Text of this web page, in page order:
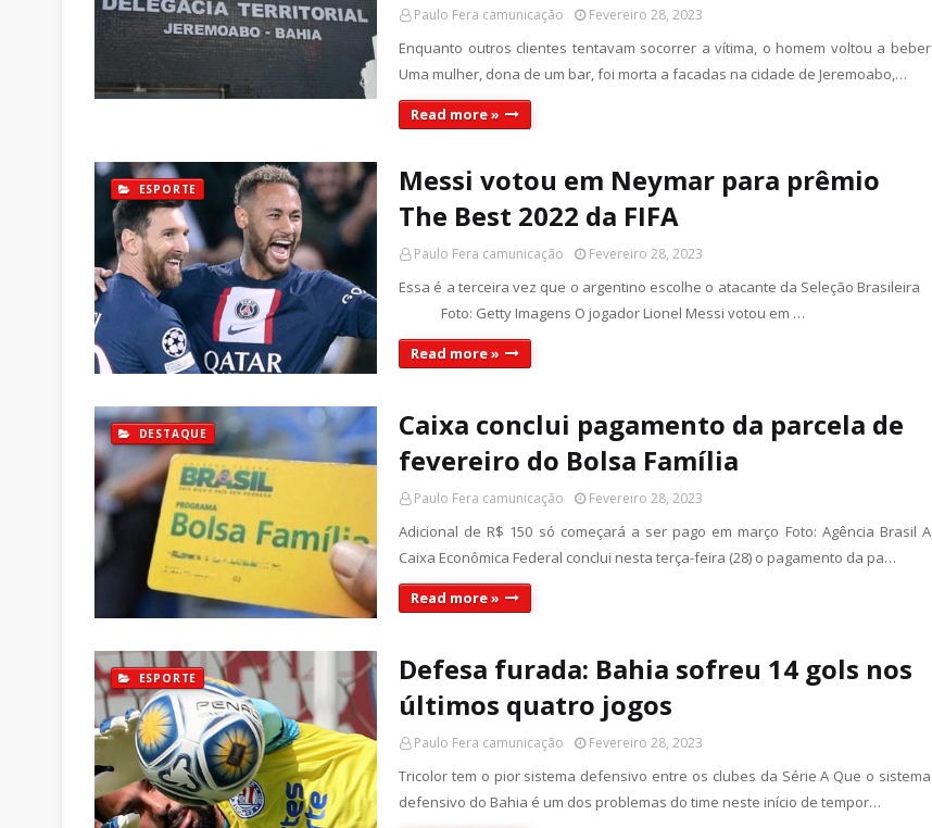
Paulo Fera camunicação Fevereiro 28, 2023
Enquanto outros clientes tentavam socorrer a vítima, o homem voltou a beber
Uma mulher, dona de um bar, foi morta a facadas na cidade de Jeremoabo,…
Read more »
ESPORTE
Messi votou em Neymar para prêmio
The Best 2022 da FIFA
Paulo Fera camunicação Fevereiro 28, 2023
Essa é a terceira vez que o argentino escolhe o atacante da Seleção Brasileira
Foto: Getty Imagens O jogador Lionel Messi votou em …
Read more »
DESTAQUE
Caixa conclui pagamento da parcela de
fevereiro do Bolsa Família
Paulo Fera camunicação Fevereiro 28, 2023
Adicional de R$ 150 só começará a ser pago em março Foto: Agência Brasil A
Caixa Econômica Federal conclui nesta terça-feira (28) o pagamento da pa…
Read more »
ESPORTE
Defesa furada: Bahia sofreu 14 gols nos
últimos quatro jogos
Paulo Fera camunicação Fevereiro 28, 2023
Tricolor tem o pior sistema defensivo entre os clubes da Série A Que o sistema
defensivo do Bahia é um dos problemas do time neste início de tempor…